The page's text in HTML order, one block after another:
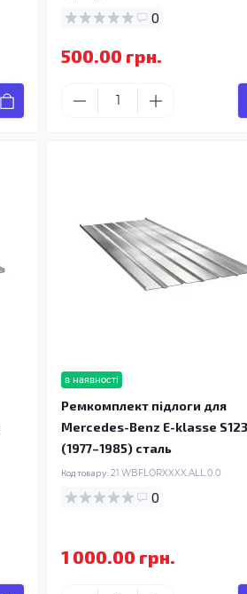
0
500.00 грн.
в наявності
Ремкомплект підлоги для
Mercedes-Benz E-klasse S123
(1977–1985) сталь
Код товару: 21.WBFLORXXXX.ALL.0.0
0
1 000.00 грн.